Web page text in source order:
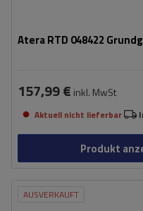
Atera RTD 048422
157,99 € inkl. MwSt
Aktuell nicht lieferbar
Produkt
AUSVERKAUFT